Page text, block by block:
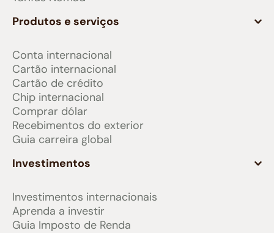
Produtos e serviços
Conta internacional
Cartão internacional
Cartão de crédito
Chip internacional
Comprar dólar
Recebimentos do exterior
Guia carreira global
Investimentos
Investimentos internacionais
Aprenda a investir
Guia Imposto de Renda